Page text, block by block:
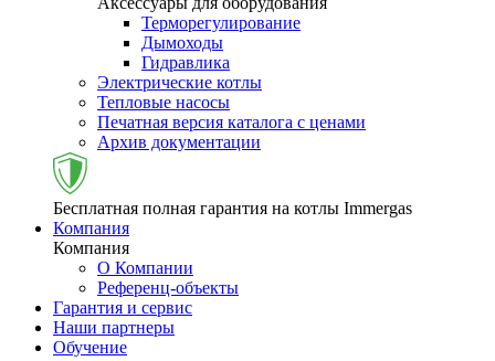
Терморегулирование
Дымоходы
Гидравлика
Электрические котлы
Тепловые насосы
Печатная версия каталога с ценами
Архив документации
Бесплатная полная гарантия на котлы Immergas
Компания
Компания
О Компании
Референц-объекты
Гарантия и сервис
Наши партнеры
Обучение